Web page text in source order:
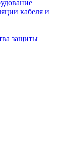
кабеля и
защиты